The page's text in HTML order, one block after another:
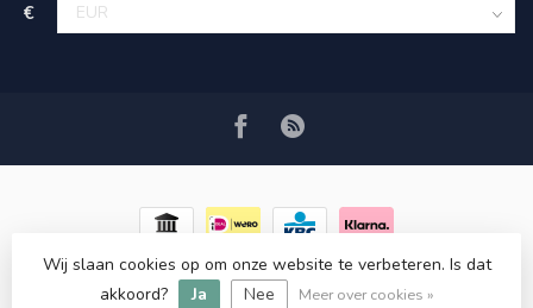
€
© Copyright 2026 RC COSMETICS- Powered byLightspeed-
Lightspeed design
Dyvelopment
Wij slaan cookies op om onze website te verbeteren. Is dat
akkoord?
Ja Nee Meer over cookies »